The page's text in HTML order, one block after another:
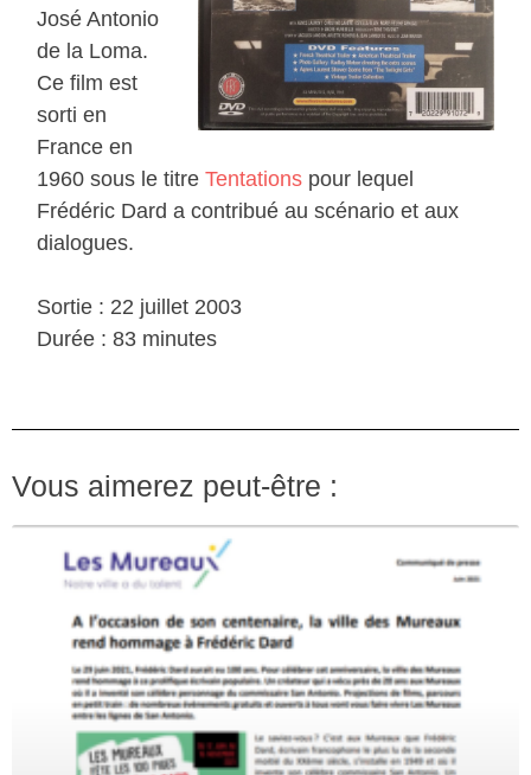
José Antonio
de la Loma.
Ce film est
sorti en
France en
1960 sous le titreTentations pour lequel
Frédéric Dard a contribué au scénario et aux
dialogues.
Sortie : 22 juillet 2003
Durée : 83 minutes
Vous aimerez peut-être :